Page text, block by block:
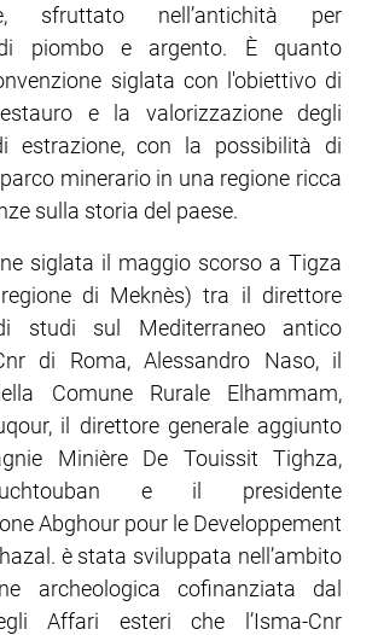
sfruttato nell’antichità per
di piombo e argento. È quanto
siglata con l'obiettivo di
e la valorizzazione degli
estrazione, con la possibilità di
minerario in una regione ricca
sulla storia del paese.
siglata il maggio scorso a Tigza
regione di Meknès) tra il direttore
studi sul Mediterraneo antico
di Roma, Alessandro Naso, il
Comune Rurale Elhammam,
il direttore generale aggiunto
Minière De Touissit Tighza,
e il presidente
Abghour pour le Developpement
è stata sviluppata nell’ambito
archeologica cofinanziata dal
Affari esteri che l’Isma-Cnr